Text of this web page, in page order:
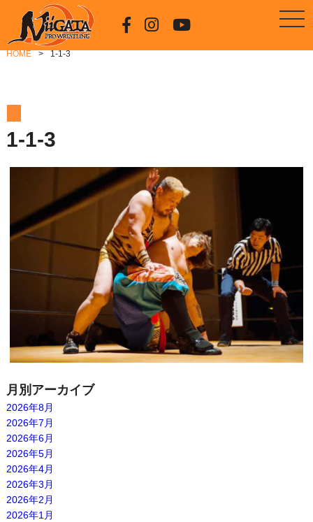
HOME 1-1-3
1-1-3
月別アーカイブ
2026年8月
2026年7月
2026年6月
2026年5月
2026年4月
2026年3月
2026年2月
2026年1月